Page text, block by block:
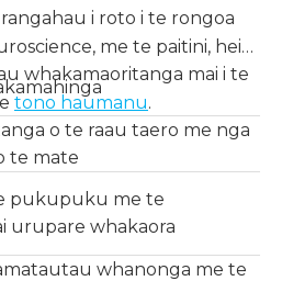
i roto i te rongoa
me te paitini, hei
whakamaoritanga mai i te
tono haumanu.
o te raau taero me nga
te mate
pukupuku me te
urupare whakaora
whanonga me te